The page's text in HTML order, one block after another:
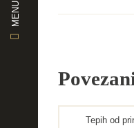
MENU
Tepih od